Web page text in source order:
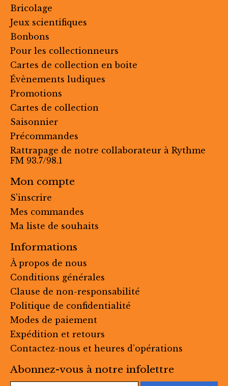
Bricolage
Jeux scientifiques
Bonbons
Pour les collectionneurs
Cartes de collection en boite
Évènements ludiques
Promotions
Cartes de collection
Saisonnier
Précommandes
Rattrapage de notre collaborateur à Rythme
FM 93.7/98.1
Mon compte
S'inscrire
Mes commandes
Ma liste de souhaits
Informations
À propos de nous
Conditions générales
Clause de non-responsabilité
Politique de confidentialité
Modes de paiement
Expédition et retours
Contactez-nous et heures d’opérations
Abonnez-vous à notre infolettre